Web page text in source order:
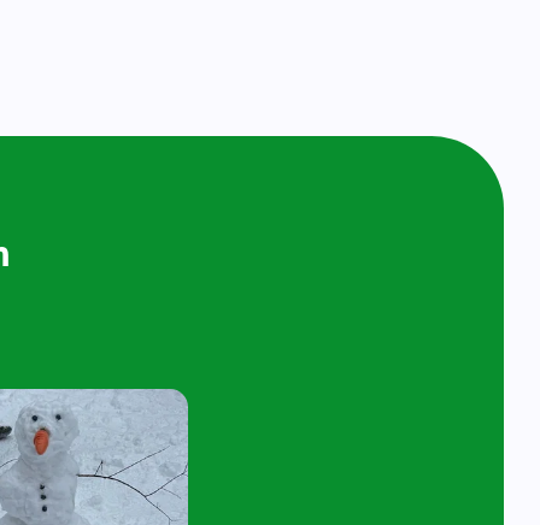
bij ons op
4 jaar en hun ouder/verzorger zijn van